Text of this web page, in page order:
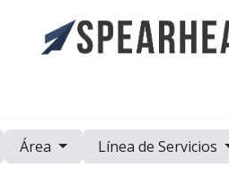
Área Línea de Servicios